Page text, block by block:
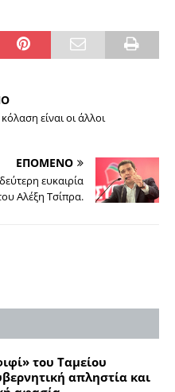
είναι οι άλλοι
ΕΠΟΜΕΝΟ
ευκαιρία
Αλέξη Τσίπρα.
του Ταμείου
απληστία και